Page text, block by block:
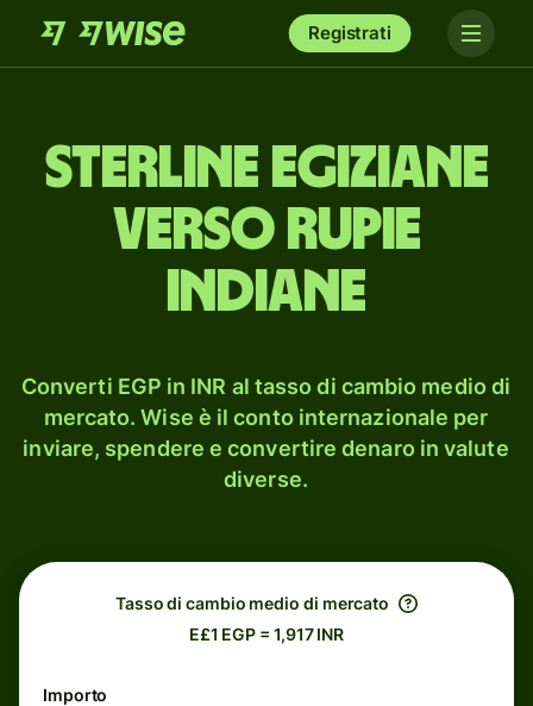
Registrati
sterline egiziane
verso rupie
indiane
Converti EGP in INR al tasso di cambio medio di
mercato. Wise è il conto internazionale per
inviare, spendere e convertire denaro in valute
diverse.
Tasso di cambio medio di mercato
E£1 EGP = 1,917 INR
Importo